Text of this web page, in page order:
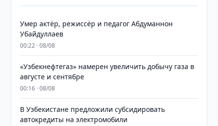
Умер актёр, режиссёр и педагог Абдуманнон
Убайдуллаев
00:22 · 08/08
«Узбекнефтегаз» намерен увеличить добычу газа в
августе и сентябре
00:16 · 08/08
В Узбекистане предложили субсидировать
автокредиты на электромобили